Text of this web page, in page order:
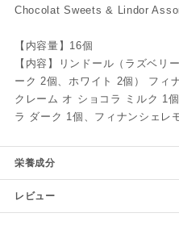
Chocolat Sweets & Lindor
【内容量】16個
【内容】リンドール（ラズベリ
ーク 2個、ホワイト 2個） フィ
クレーム オ ショコラ ミルク 1
ラ ダーク 1個、フィナンシェレ
栄養成分
レビュー